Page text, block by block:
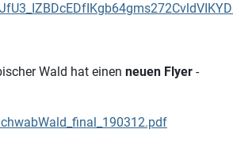
Wald hat einen neuen Flyer -